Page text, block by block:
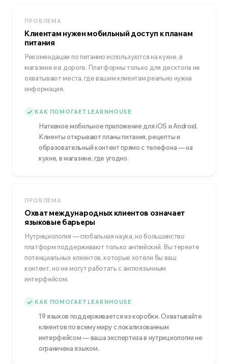
ПРОБЛЕМА
Клиентам нужен мобильный доступ к планам
питания
Рекомендации по питанию используются на кухне, в
магазине и в дороге. Платформы только для десктопа не
охватывают места, где вашим клиентам реально нужна
информация.
КАК ПОМОГАЕТ LEARNHOUSE
Нативное мобильное приложение для iOS и Android.
Клиенты открывают планы питания, рецепты и
образовательный контент прямо с телефона — на
кухне, в магазине, где угодно.
ПРОБЛЕМА
Охват международных клиентов означает
языковые барьеры
Нутрициология — глобальная наука, но большинство
платформ поддерживают только английский. Вы теряете
потенциальных клиентов, которые хотели бы ваш
контент, но не могут работать с англоязычным
интерфейсом.
КАК ПОМОГАЕТ LEARNHOUSE
19 языков поддерживается из коробки. Охватывайте
клиентов по всему миру с локализованным
интерфейсом — ваша экспертиза в нутрициологии не
ограничена языком.